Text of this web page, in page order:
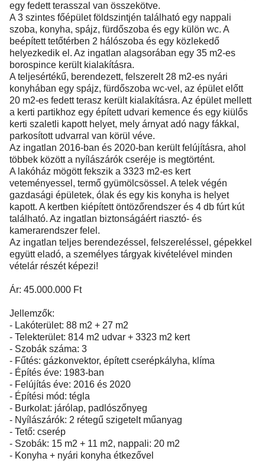
egy fedett terasszal van összekötve.
A 3 szintes főépület földszintjén található egy nappali
szoba, konyha, spájz, fürdőszoba és egy külön wc. A
beépített tetőtérben 2 hálószoba és egy közlekedő
helyezkedik el. Az ingatlan alagsorában egy 35 m2-es
borospince került kialakításra.
A teljesértékű, berendezett, felszerelt 28 m2-es nyári
konyhában egy spájz, fürdőszoba wc-vel, az épület előtt
20 m2-es fedett terasz került kialakításra. Az épület mellett
a kerti partikhoz egy épített udvari kemence és egy kiülős
kerti szaletli kapott helyet, mely árnyat adó nagy fákkal,
parkosított udvarral van körül véve.
Az ingatlan 2016-ban és 2020-ban került felújításra, ahol
többek között a nyílászárók cseréje is megtörtént.
A lakóház mögött fekszik a 3323 m2-es kert
veteményessel, termő gyümölcsössel. A telek végén
gazdasági épületek, ólak és egy kis konyha is helyet
kapott. A kertben kiépített öntözőrendszer és 4 db fúrt kút
található. Az ingatlan biztonságáért riasztó- és
kamerarendszer felel.
Az ingatlan teljes berendezéssel, felszereléssel, gépekkel
együtt eladó, a személyes tárgyak kivételével minden
vételár részét képezi!
Ár: 45.000.000 Ft
Jellemzők:
- Lakóterület: 88 m2 + 27 m2
- Telekterület: 814 m2 udvar + 3323 m2 kert
- Szobák száma: 3
- Fűtés: gázkonvektor, épített cserépkályha, klíma
- Építés éve: 1983-ban
- Felújítás éve: 2016 és 2020
- Építési mód: tégla
- Burkolat: járólap, padlószőnyeg
- Nyílászárók: 2 rétegű szigetelt műanyag
- Tető: cserép
- Szobák: 15 m2 + 11 m2, nappali: 20 m2
- Konyha + nyári konyha étkezővel